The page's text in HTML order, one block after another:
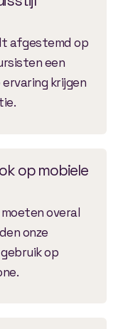
afgestemd op
een
krijgen
op mobiele
overal
onze
op